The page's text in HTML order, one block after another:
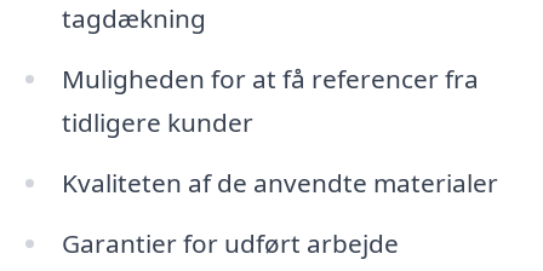
tagdækning
Muligheden for at få referencer fra
tidligere kunder
Kvaliteten af de anvendte materialer
Garantier for udført arbejde